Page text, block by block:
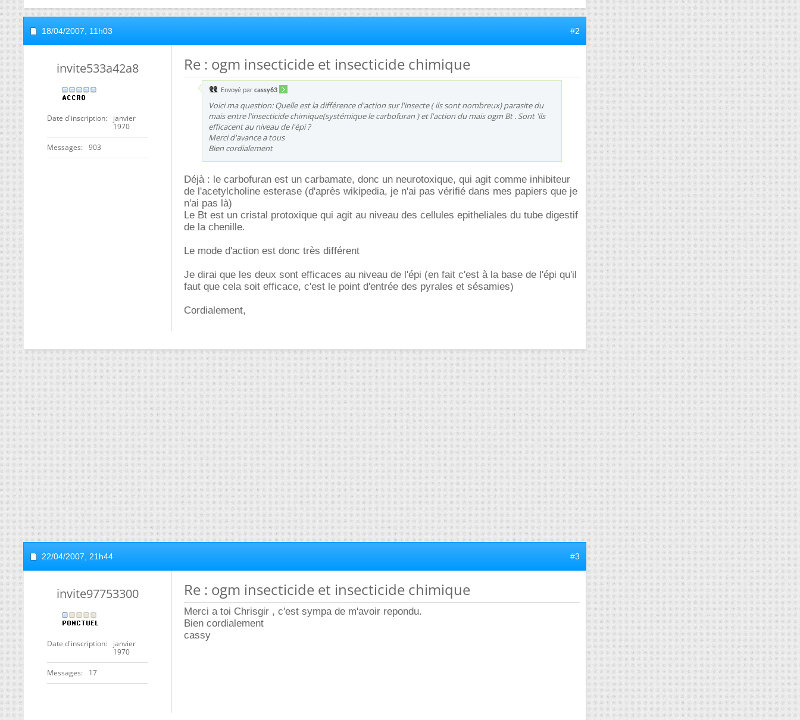
18/04/2007, 11h03 #2
invite533a42a8
Date d'inscription
janvier
1970
Messages 903
Re : ogm insecticide et insecticide chimique
Envoyé par cassy63
Voici ma question: Quelle est la différence d'action sur l'insecte ( ils sont nombreux) parasite du
mais entre l'insecticide chimique(systémique le carbofuran ) et l'action du mais ogm Bt . Sont 'ils
efficacent au niveau de l'épi ?
Merci d'avance a tous
Bien cordialement
Déjà : le carbofuran est un carbamate, donc un neurotoxique, qui agit comme inhibiteur
de l'acetylcholine esterase (d'après wikipedia, je n'ai pas vérifié dans mes papiers que je
n'ai pas là)
Le Bt est un cristal protoxique qui agit au niveau des cellules epitheliales du tube digestif
de la chenille.
Le mode d'action est donc très différent
Je dirai que les deux sont efficaces au niveau de l'épi (en fait c'est à la base de l'épi qu'il
faut que cela soit efficace, c'est le point d'entrée des pyrales et sésamies)
Cordialement,
22/04/2007, 21h44 #3
invite97753300
Date d'inscription
janvier
1970
Messages 17
Re : ogm insecticide et insecticide chimique
Merci a toi Chrisgir , c'est sympa de m'avoir repondu.
Bien cordialement
cassy